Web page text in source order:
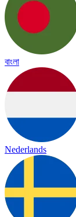
বাংলা
Nederlands